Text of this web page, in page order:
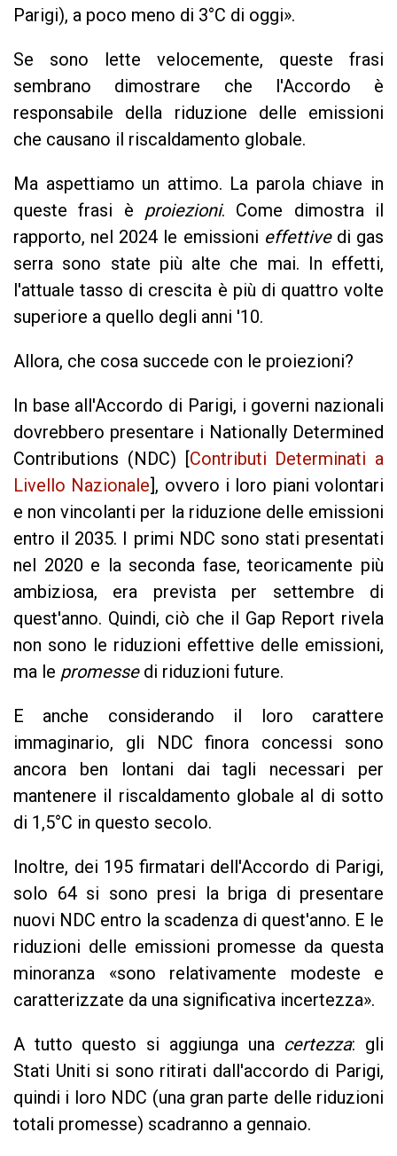
Parigi), a poco meno di 3°C di oggi».
Se sono lette velocemente, queste frasi
sembrano dimostrare che l'Accordo è
responsabile della riduzione delle emissioni
che causano il riscaldamento globale.
Ma aspettiamo un attimo. La parola chiave in
queste frasi è proiezioni. Come dimostra il
rapporto, nel 2024 le emissioni effettivedi gas
serra sono state più alte che mai. In effetti,
l'attuale tasso di crescita è più di quattro volte
superiore a quello degli anni '10.
Allora, che cosa succede con le proiezioni?
In base all'Accordo di Parigi, i governi nazionali
dovrebbero presentare i Nationally Determined
Contributions (NDC) [Contributi Determinati a
Livello Nazionale], ovvero i loro piani volontari
e non vincolanti per la riduzione delle emissioni
entro il 2035. I primi NDC sono stati presentati
nel 2020 e la seconda fase, teoricamente più
ambiziosa, era prevista per settembre di
quest'anno. Quindi, ciò che il Gap Report rivela
non sono le riduzioni effettive delle emissioni,
ma le promessedi riduzioni future.
E anche considerando il loro carattere
immaginario, gli NDC finora concessi sono
ancora ben lontani dai tagli necessari per
mantenere il riscaldamento globale al di sotto
di 1,5°C in questo secolo.
Inoltre, dei 195 firmatari dell'Accordo di Parigi,
solo 64 si sono presi la briga di presentare
nuovi NDC entro la scadenza di quest'anno. E le
riduzioni delle emissioni promesse da questa
minoranza «sono relativamente modeste e
caratterizzate da una significativa incertezza».
A tutto questo si aggiunga una certezza: gli
Stati Uniti si sono ritirati dall'accordo di Parigi,
quindi i loro NDC (una gran parte delle riduzioni
totali promesse) scadranno a gennaio.